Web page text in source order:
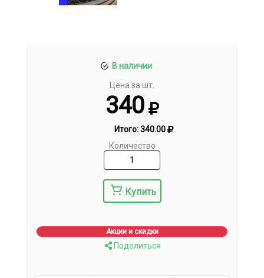
В наличии
Цена за шт.
340
Итого:340.00
Количество
Купить
Акции и скидки
Поделиться